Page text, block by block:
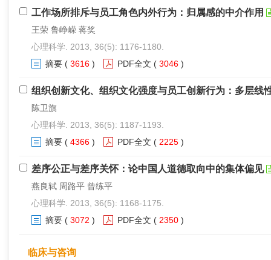
工作场所排斥与员工角色内外行为：归属感的中介作用
王荣 鲁峥嵘 蒋奖
心理科学. 2013, 36(5): 1176-1180.
摘要 ( 3616 ) PDF全文 ( 3046 )
组织创新文化、组织文化强度与员工创新行为：多层线
陈卫旗
心理科学. 2013, 36(5): 1187-1193.
摘要 ( 4366 ) PDF全文 ( 2225 )
差序公正与差序关怀：论中国人道德取向中的集体偏见
燕良轼 周路平 曾练平
心理科学. 2013, 36(5): 1168-1175.
摘要 ( 3072 ) PDF全文 ( 2350 )
临床与咨询